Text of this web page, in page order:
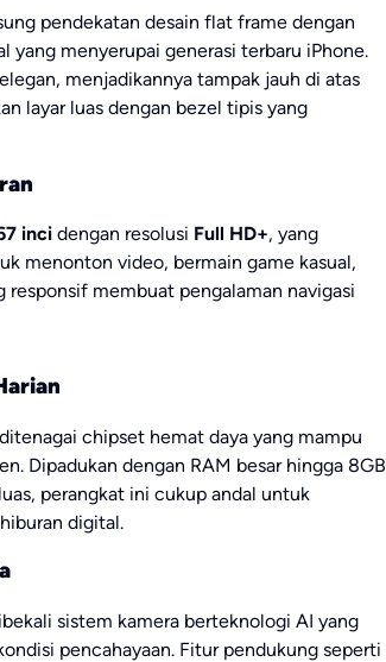
pendekatan desain flat frame dengan
yang menyerupai generasi terbaru iPhone.
menjadikannya tampak jauh di atas
layar luas dengan bezel tipis yang
inci dengan resolusi Full HD+, yang
menonton video, bermain game kasual,
membuat pengalaman navigasi
chipset hemat daya yang mampu
Dipadukan dengan RAM besar hingga 8GB
perangkat ini cukup andal untuk
digital.
sistem kamera berteknologi AI yang
pencahayaan. Fitur pendukung seperti